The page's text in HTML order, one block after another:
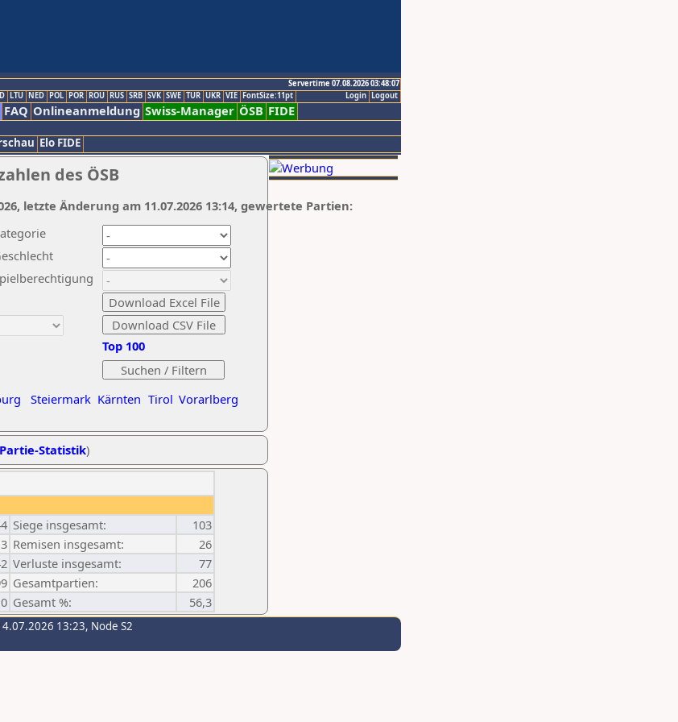
Servertime 07.08.2026 03:48:07
Logout
Login
LTU NED POL POR ROU RUS SRB SVK SWE TUR UKR VIE FontSize:11pt
FAQ Onlineanmeldung Swiss-Manager ÖSB FIDE
Elo FIDE
des ÖSB
Steiermark Kärnten Tirol Vorarlberg
Top 100
letzte Änderung am 11.07.2026 13:14, gewertete Partien:
Statistik)
Siege insgesamt:
103
Remisen insgesamt:
26
Verluste insgesamt:
77
Gesamtpartien:
206
Gesamt %: 56,3
13:23, Node S2